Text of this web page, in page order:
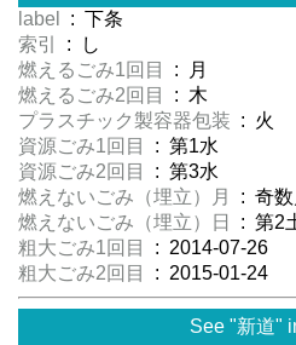
label
: 下条
索引
: し
燃えるごみ1回目
: 月
燃えるごみ2回目
: 木
プラスチック製容器包装 : 火
資源ごみ1回目
: 第1水
資源ごみ2回目
: 第3水
燃えないごみ（埋立）月
: 奇数
燃えないごみ（埋立）日
: 第2
粗大ごみ1回目
: 2014-07-26
粗大ごみ2回目
: 2015-01-24
See "新道"